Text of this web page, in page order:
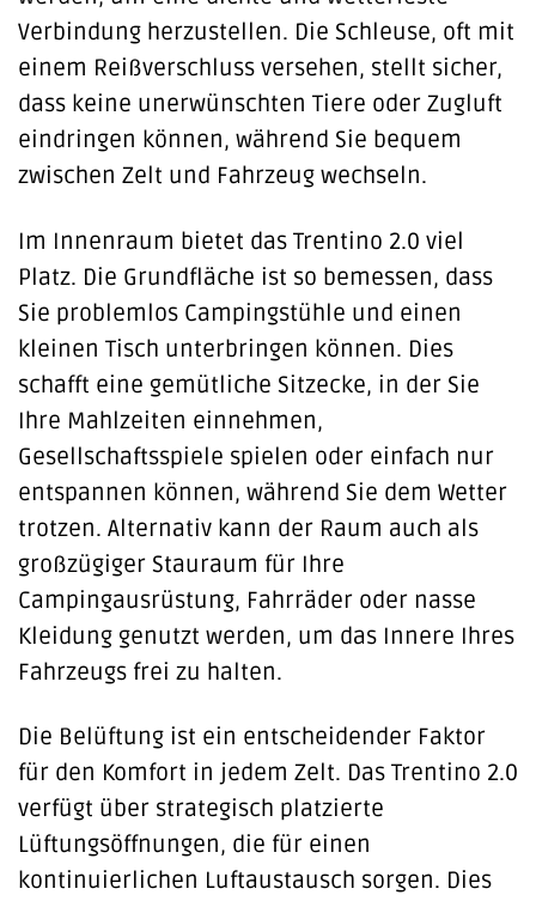
Verbindung herzustellen. Die Schleuse, oft mit
einem Reißverschluss versehen, stellt sicher,
dass keine unerwünschten Tiere oder Zugluft
eindringen können, während Sie bequem
zwischen Zelt und Fahrzeug wechseln.
Im Innenraum bietet das Trentino 2.0 viel
Platz. Die Grundfläche ist so bemessen, dass
Sie problemlos Campingstühle und einen
kleinen Tisch unterbringen können. Dies
schafft eine gemütliche Sitzecke, in der Sie
Ihre Mahlzeiten einnehmen,
Gesellschaftsspiele spielen oder einfach nur
entspannen können, während Sie dem Wetter
trotzen. Alternativ kann der Raum auch als
großzügiger Stauraum für Ihre
Campingausrüstung, Fahrräder oder nasse
Kleidung genutzt werden, um das Innere Ihres
Fahrzeugs frei zu halten.
Die Belüftung ist ein entscheidender Faktor
für den Komfort in jedem Zelt. Das Trentino 2.0
verfügt über strategisch platzierte
Lüftungsöffnungen, die für einen
kontinuierlichen Luftaustausch sorgen. Dies